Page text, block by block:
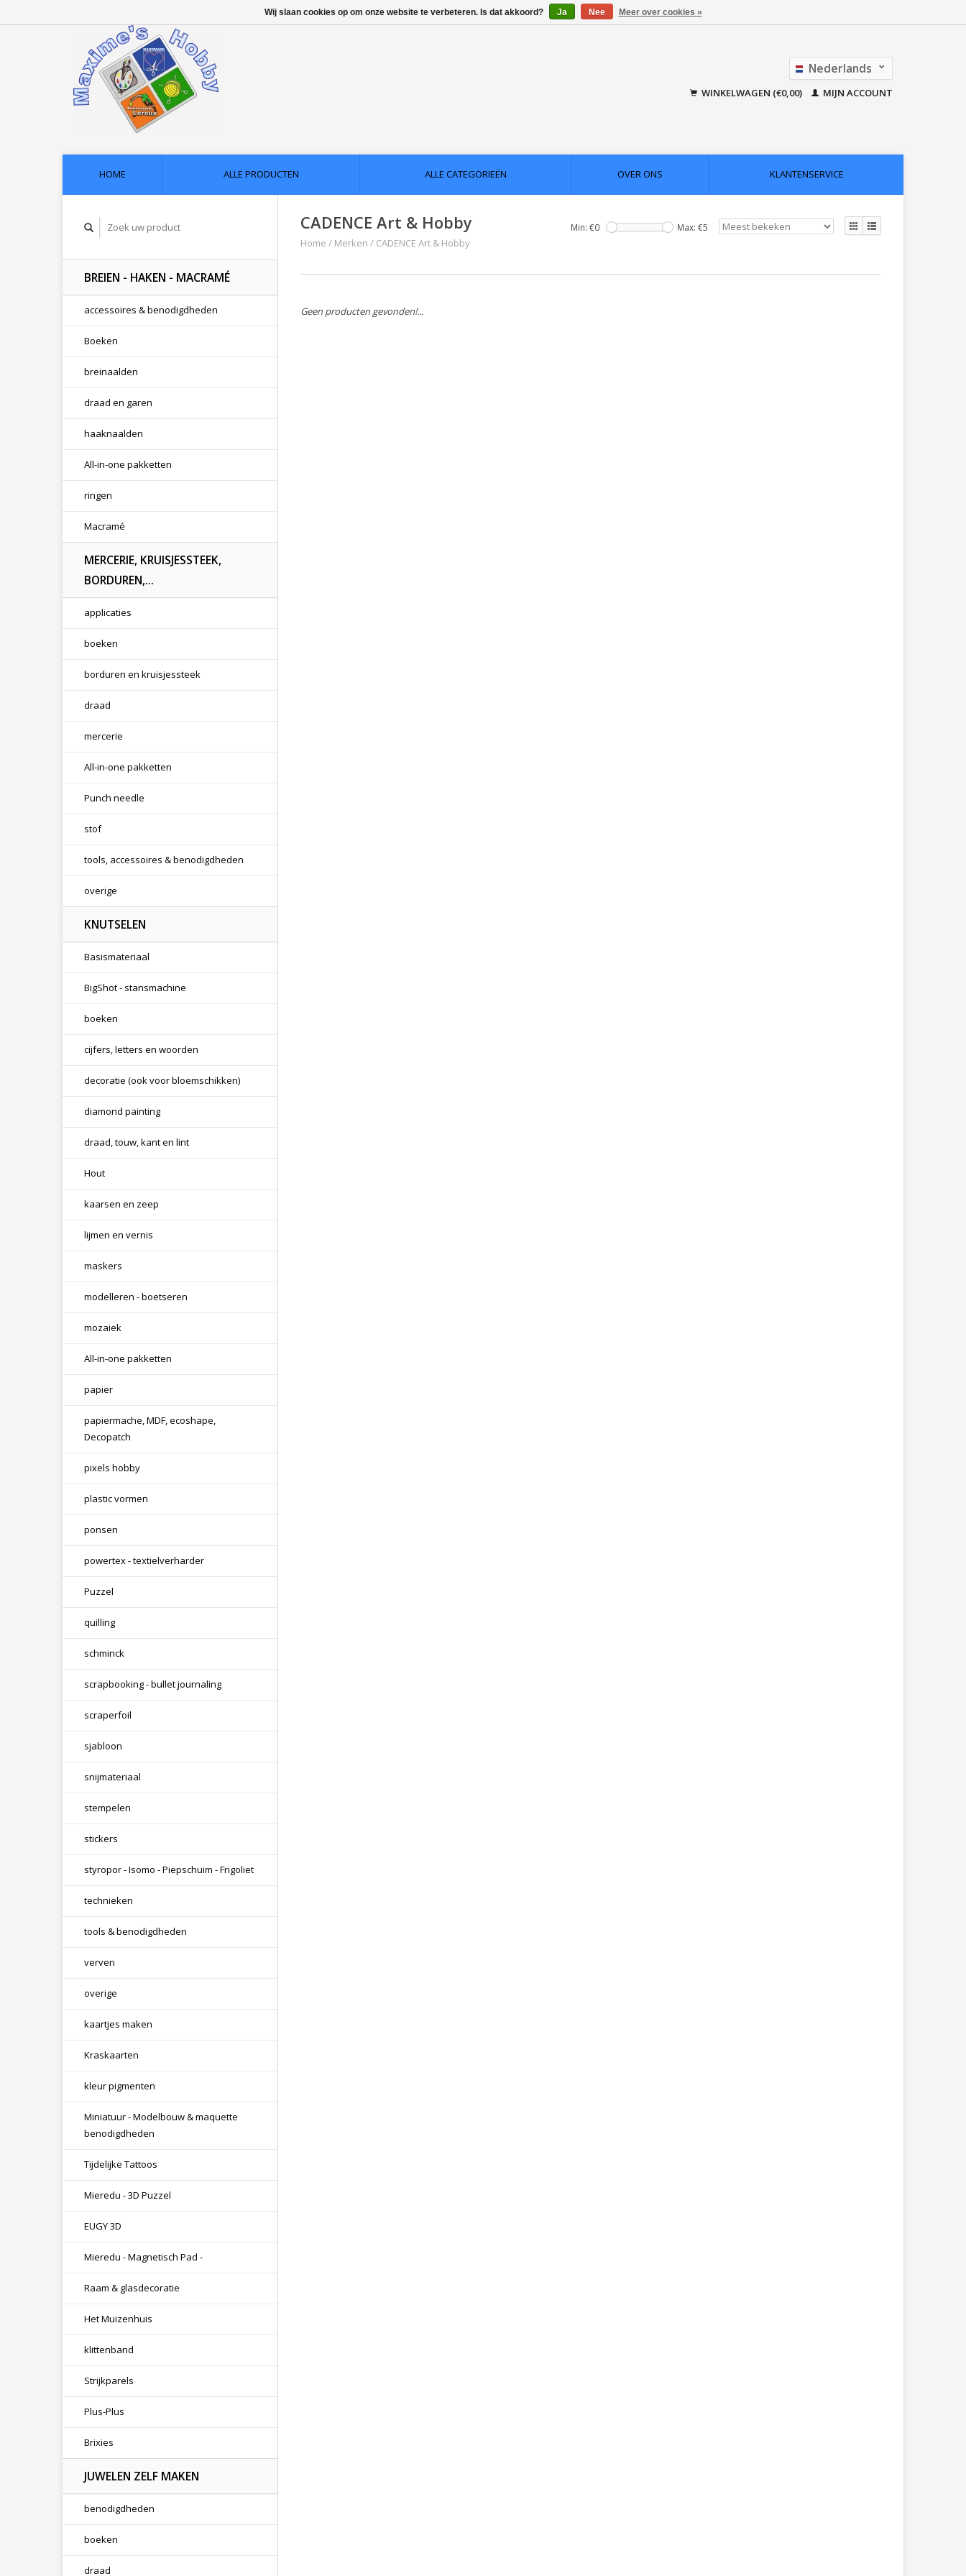
Nederlands
Français
WINKELWAGEN (€0,00) MIJN ACCOUNT
HOME ALLE PRODUCTEN ALLE CATEGORIEËN OVER ONS KLANTENSERVICE
BREIEN - HAKEN - MACRAMÉ
accessoires & benodigdheden
Boeken
breinaalden
draad en garen
haaknaalden
All-in-one pakketten
ringen
Macramé
MERCERIE, KRUISJESSTEEK,
BORDUREN,...
applicaties
boeken
borduren en kruisjessteek
draad
mercerie
All-in-one pakketten
Punch needle
stof
tools, accessoires & benodigdheden
overige
KNUTSELEN
Basismateriaal
BigShot - stansmachine
boeken
cijfers, letters en woorden
decoratie (ook voor bloemschikken)
diamond painting
draad, touw, kant en lint
Hout
kaarsen en zeep
lijmen en vernis
maskers
modelleren - boetseren
mozaiek
All-in-one pakketten
papier
papiermache, MDF, ecoshape,
Decopatch
pixels hobby
plastic vormen
ponsen
powertex - textielverharder
Puzzel
quilling
schminck
scrapbooking - bullet journaling
scraperfoil
sjabloon
snijmateriaal
stempelen
stickers
styropor - Isomo - Piepschuim - Frigoliet
technieken
tools & benodigdheden
verven
overige
kaartjes maken
Kraskaarten
kleur pigmenten
Miniatuur - Modelbouw & maquette
benodigdheden
Tijdelijke Tattoos
Mieredu - 3D Puzzel
EUGY 3D
Mieredu - Magnetisch Pad -
Raam & glasdecoratie
Het Muizenhuis
klittenband
Strijkparels
Plus-Plus
Brixies
JUWELEN ZELF MAKEN
benodigdheden
boeken
draad
CADENCE Art & Hobby
Home / Merken / CADENCE Art & Hobby
Min: €0 Max: €5
Geen producten gevonden!...
Wij slaan cookies op om onze website te verbeteren. Is dat akkoord? Ja Nee Meer over cookies »